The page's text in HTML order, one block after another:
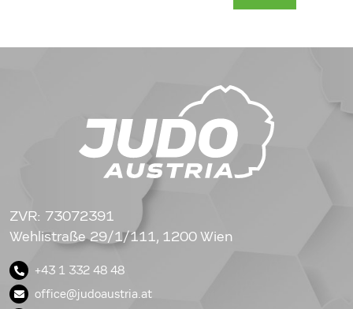
ZVR: 73072391
Wehlistraße 29/1/111, 1200 Wien
+43 1 332 48 48
office@judoaustria.at